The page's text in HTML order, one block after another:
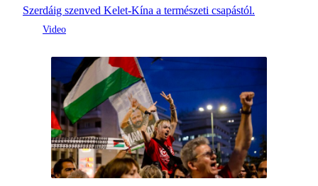
Szerdáig szenved Kelet-Kína a természeti csapástól.